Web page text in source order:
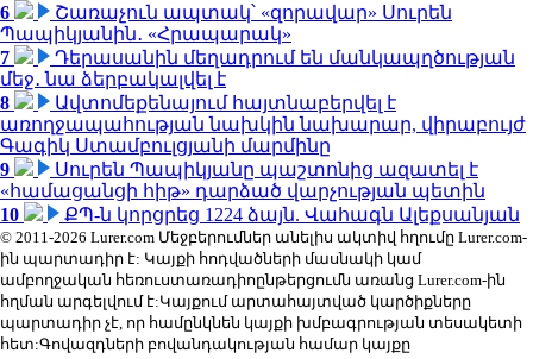
6
Շառաչուն ապտակ՝ «զորավար» Սուրեն
Պապիկյանին․ «Հրապարակ»
7
Դերասանին մեղադրում են մանկապղծության
մեջ․ նա ձերբակալվել է
8
Ավտոմեքենայում հայտնաբերվել է
առողջապահության նախկին նախարար, վիրաբույժ
Գագիկ Ստամբուլցյանի մարմինը
9
Սուրեն Պապիկյանը պաշտոնից ազատել է
«համացանցի հիթ» դարձած վարչության պետին
10
ՔՊ-ն կորցրեց 1224 ձայն. Վահագն Ալեքսանյան
© 2011-2026 Lurer.com Մեջբերումներ անելիս ակտիվ հղումը Lurer.com-
ին պարտադիր է: Կայքի հոդվածների մասնակի կամ
ամբողջական հեռուստառադիոընթերցումն առանց Lurer.com-ին
հղման արգելվում է:Կայքում արտահայտված կարծիքները
պարտադիր չէ, որ համընկնեն կայքի խմբագրության տեսակետի
հետ:Գովազդների բովանդակության համար կայքը